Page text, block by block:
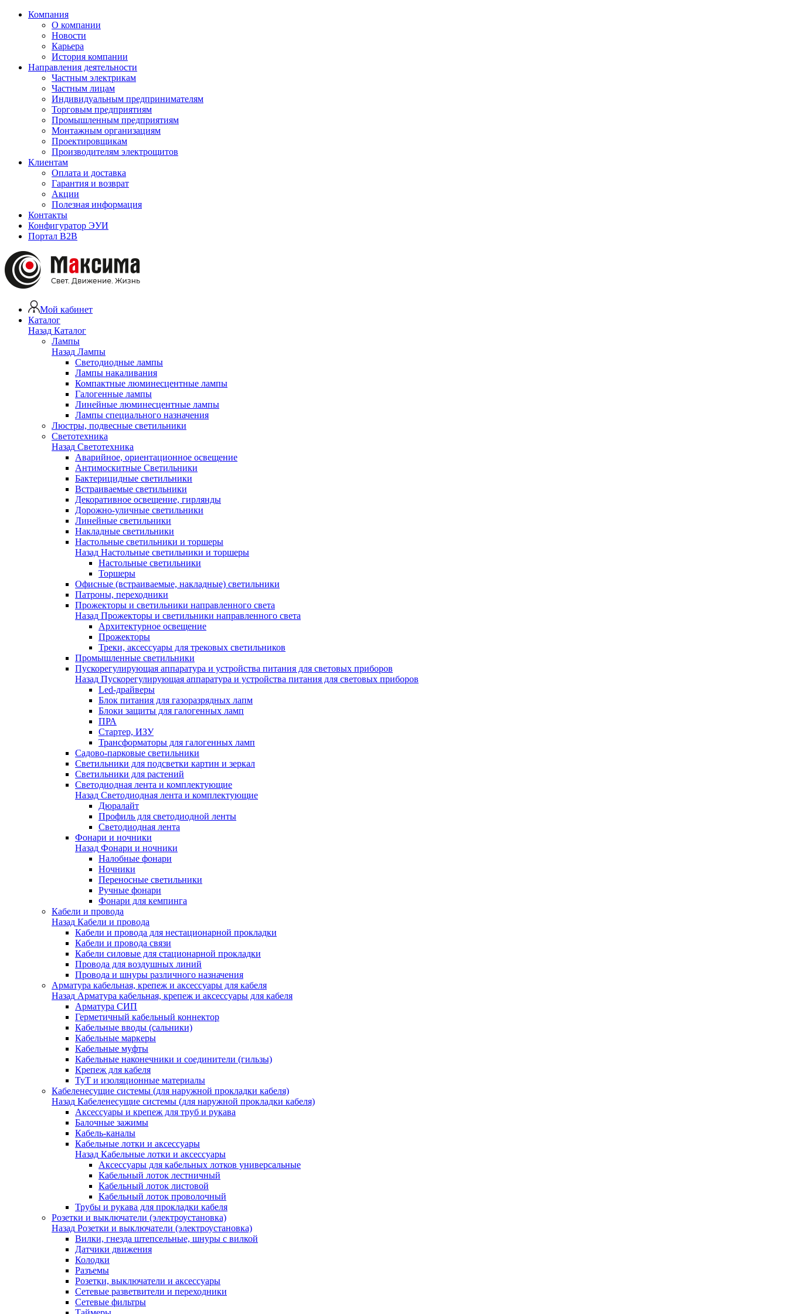
Компания
О компании
Новости
Карьера
История компании
Направления деятельности
Частным электрикам
Частным лицам
Индивидуальным предпринимателям
Торговым предприятиям
Промышленным предприятиям
Монтажным организациям
Проектировщикам
Производителям электрощитов
Клиентам
Оплата и доставка
Гарантия и возврат
Акции
Полезная информация
Контакты
Конфигуратор ЭУИ
Портал B2B
Мой кабинет
Каталог
Назад Каталог
Лампы
Назад Лампы
Светодиодные лампы
Лампы накаливания
Компактные люминесцентные лампы
Галогенные лампы
Линейные люминесцентные лампы
Лампы специального назначения
Люстры, подвесные светильники
Светотехника
Назад Светотехника
Аварийное, ориентационное освещение
Антимоскитные Светильники
Бактерицидные светильники
Встраиваемые светильники
Декоративное освещение, гирлянды
Дорожно-уличные светильники
Линейные светильники
Накладные светильники
Настольные светильники и торшеры
Назад Настольные светильники и торшеры
Настольные светильники
Торшеры
Офисные (встраиваемые, накладные) светильники
Патроны, переходники
Прожекторы и светильники направленного света
Назад Прожекторы и светильники направленного света
Архитектурное освещение
Прожекторы
Треки, аксессуары для трековых светильников
Промышленные светильники
Пускорегулирующая аппаратура и устройства питания для световых приборов
Назад Пускорегулирующая аппаратура и устройства питания для световых приборов
Led-драйверы
Блок питания для газоразрядных лапм
Блоки защиты для галогенных ламп
ПРА
Стартер, ИЗУ
Трансформаторы для галогенных ламп
Садово-парковые светильники
Светильники для подсветки картин и зеркал
Светильники для растений
Светодиодная лента и комплектующие
Назад Светодиодная лента и комплектующие
Дюралайт
Профиль для светодиодной ленты
Светодиодная лента
Фонари и ночники
Назад Фонари и ночники
Налобные фонари
Ночники
Переносные светильники
Ручные фонари
Фонари для кемпинга
Кабели и провода
Назад Кабели и провода
Кабели и провода для нестационарной прокладки
Кабели и провода связи
Кабели силовые для стационарной прокладки
Провода для воздушных линий
Провода и шнуры различного назначения
Арматура кабельная, крепеж и аксессуары для кабеля
Назад Арматура кабельная, крепеж и аксессуары для кабеля
Арматура СИП
Герметичный кабельный коннектор
Кабельные вводы (сальники)
Кабельные маркеры
Кабельные муфты
Кабельные наконечники и соединители (гильзы)
Крепеж для кабеля
ТуТ и изоляционные материалы
Кабеленесущие системы (для наружной прокладки кабеля)
Назад Кабеленесущие системы (для наружной прокладки кабеля)
Аксессуары и крепеж для труб и рукава
Балочные зажимы
Кабель-каналы
Кабельные лотки и аксессуары
Назад Кабельные лотки и аксессуары
Аксессуары для кабельных лотков универсальные
Кабельный лоток лестничный
Кабельный лоток листовой
Кабельный лоток проволочный
Трубы и рукава для прокладки кабеля
Розетки и выключатели (электроустановка)
Назад Розетки и выключатели (электроустановка)
Вилки, гнезда штепсельные, шнуры с вилкой
Датчики движения
Колодки
Разъемы
Розетки, выключатели и аксессуары
Сетевые разветвители и переходники
Сетевые фильтры